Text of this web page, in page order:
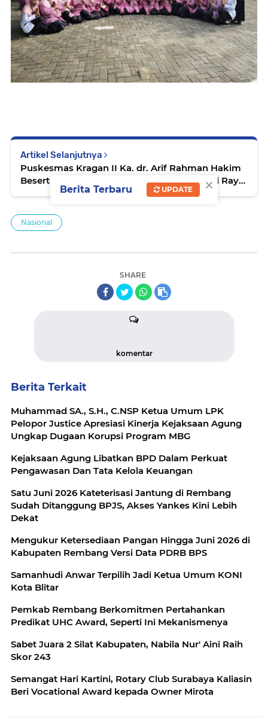
Artikel Selanjutnya
Puskesmas Kragan II Ka. dr. Arif Rahman Hakim
Beserta Jajaran Mengucapkan Selamat Hari Raya
Idul Fitri 1447 H / 2026
Nasional
SHARE
komentar
Berita Terkait
Muhammad SA., S.H., C.NSP Ketua Umum LPK
Pelopor Justice Apresiasi Kinerja Kejaksaan Agung
Ungkap Dugaan Korupsi Program MBG
Kejaksaan Agung Libatkan BPD Dalam Perkuat
Pengawasan Dan Tata Kelola Keuangan
Satu Juni 2026 Kateterisasi Jantung di Rembang
Sudah Ditanggung BPJS, Akses Yankes Kini Lebih
Dekat
Mengukur Ketersediaan Pangan Hingga Juni 2026 di
Kabupaten Rembang Versi Data PDRB BPS
Samanhudi Anwar Terpilih Jadi Ketua Umum KONI
Kota Blitar
Pemkab Rembang Berkomitmen Pertahankan
Predikat UHC Award, Seperti Ini Mekanismenya
Sabet Juara 2 Silat Kabupaten, Nabila Nur' Aini Raih
Skor 243
Semangat Hari Kartini, Rotary Club Surabaya Kaliasin
Beri Vocational Award kepada Owner Mirota
×
Berita Terbaru UPDATE